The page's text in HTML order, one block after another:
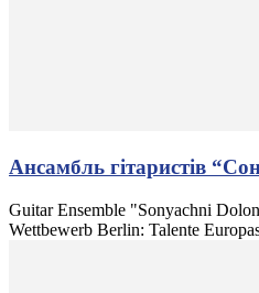
Ансамбль гітаристів
Guitar Ensemble "Sonyachni
Wettbewerb Berlin: Talente